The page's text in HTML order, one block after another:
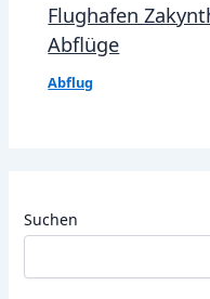
Flughafen
Abflüge
Abflug
Suchen